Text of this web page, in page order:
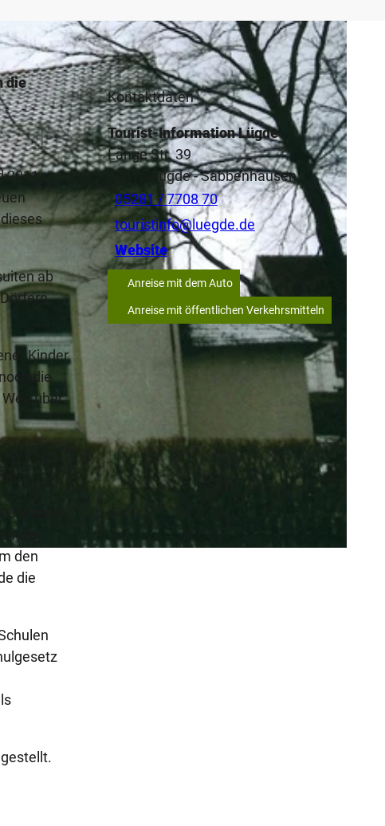
die
2011
ab
Kinder
die
über
wurden
die
den
die
Kontaktdaten
Tourist-Information Lügde
Lange Str. 39
32676
Lügde- Sabbenhausen
05281 / 7708 70
touristinfo@luegde.de
Website
Anreise mit dem Auto
Anreise mit öffentlichen Verkehrsmitteln